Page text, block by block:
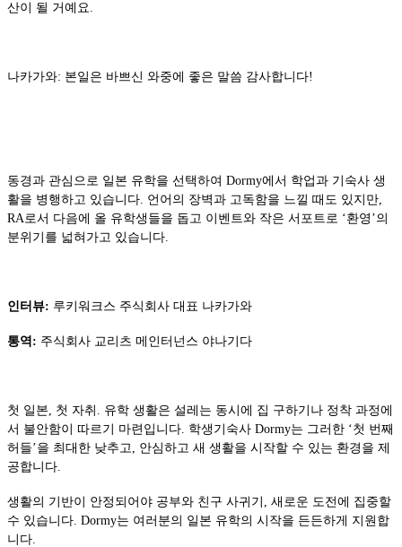
산이 될 거예요.
나카가와: 본일은 바쁘신 와중에 좋은 말씀 감사합니다!
동경과 관심으로 일본 유학을 선택하여 Dormy에서 학업과 기숙사 생
활을 병행하고 있습니다. 언어의 장벽과 고독함을 느낄 때도 있지만,
RA로서 다음에 올 유학생들을 돕고 이벤트와 작은 서포트로 ‘환영’의
분위기를 넓혀가고 있습니다.
인터뷰: 루키워크스 주식회사 대표 나카가와
통역: 주식회사 교리츠 메인터넌스 야나기다
첫 일본, 첫 자취. 유학 생활은 설레는 동시에 집 구하기나 정착 과정에
서 불안함이 따르기 마련입니다. 학생기숙사 Dormy는 그러한 ‘첫 번째
허들’을 최대한 낮추고, 안심하고 새 생활을 시작할 수 있는 환경을 제
공합니다.
생활의 기반이 안정되어야 공부와 친구 사귀기, 새로운 도전에 집중할
수 있습니다. Dormy는 여러분의 일본 유학의 시작을 든든하게 지원합
니다.